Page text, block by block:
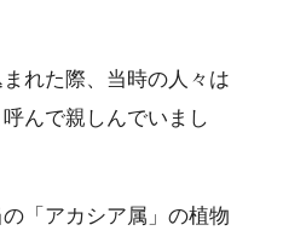
れた際、当時の人々は
んで親しんでいまし
「アカシア属」の植物